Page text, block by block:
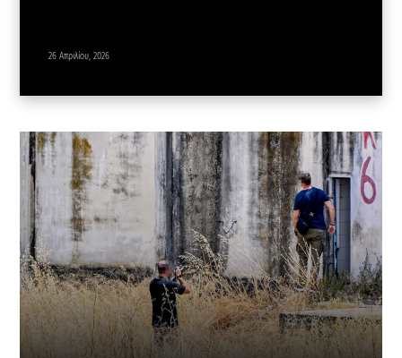
26 Απριλίου, 2026